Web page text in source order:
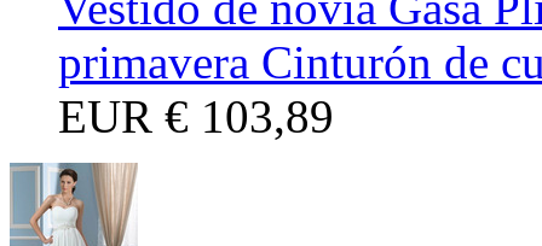
primavera Cinturón de
EUR € 103,89